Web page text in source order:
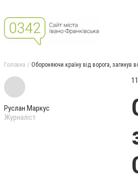
Головна Обороняючи країну від ворога,
Руслан Маркус
Журналіст